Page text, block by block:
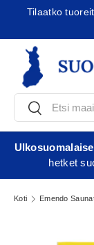
Tilaatko
EtsiEtsi
hetket
Koti Emendo